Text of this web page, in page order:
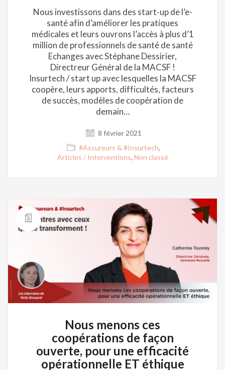
Nous investissons dans des start-up de l’e-
santé afin d’améliorer les pratiques
médicales et leurs ouvrons l’accès à plus d’1
million de professionnels de santé de santé
Echanges avec Stéphane Dessirier,
Directreur Général de la MACSF !
Insurtech / start up avec lesquelles la MACSF
coopère, leurs apports, difficultés, facteurs
de succès, modèles de coopération de
demain…
8 février 2021
#Assureurs & #Insurtech,
Articles / Interventions, Non classé
Nous menons ces
coopérations de façon
ouverte, pour une efficacité
opérationnelle ET éthique